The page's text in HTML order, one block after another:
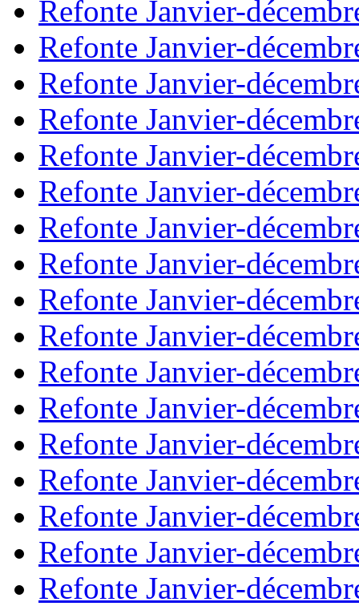
Refonte Janvier-
Refonte Janvier-
Refonte Janvier-
Refonte Janvier-
Refonte Janvier-
Refonte Janvier-
Refonte Janvier-
Refonte Janvier-
Refonte Janvier-
Refonte Janvier-
Refonte Janvier-
Refonte Janvier-
Refonte Janvier-
Refonte Janvier-
Refonte Janvier-
Refonte Janvier-
Refonte Janvier-